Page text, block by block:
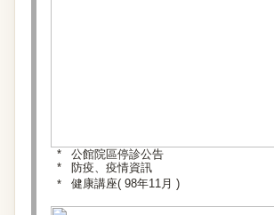
公館院區停診公告
防疫、疫情資訊
健康講座( 98年11月 )